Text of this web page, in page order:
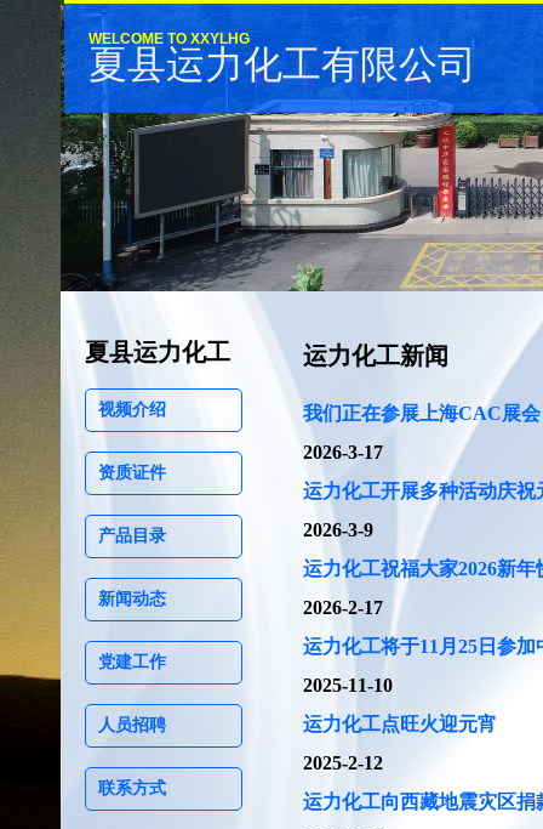
WELCOME TO XXYLHG
夏县运力化工有限公司
夏县运力化工
视频介绍
资质证件
产品目录
新闻动态
党建工作
人员招聘
联系方式
运力化工新闻
我们正在参展上海CAC展会
2026-3-17
运力化工开展多种活动庆祝
2026-3-9
运力化工祝福大家2026新年
2026-2-17
运力化工将于11月25日参
2025-11-10
运力化工点旺火迎元宵
2025-2-12
运力化工向西藏地震灾区捐